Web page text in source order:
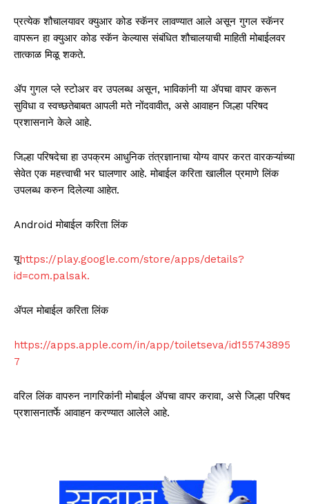
प्रत्येक शौचालयावर क्युआर कोड स्कॅनर लावण्यात आले असून गुगल स्कॅनर
वापरून हा क्युआर कोड स्कॅन केल्यास संबंधित शौचालयाची माहिती मोबाईलवर
तात्काळ मिळू शकते.
ॲप गुगल प्ले स्टोअर वर उपलब्ध असून, भाविकांनी या ॲपचा वापर करून
सुविधा व स्वच्छतेबाबत आपली मते नोंदवावीत, असे आवाहन जिल्हा परिषद
प्रशासनाने केले आहे.
जिल्हा परिषदेचा हा उपक्रम आधुनिक तंत्रज्ञानाचा योग्य वापर करत वारकऱ्यांच्या
सेवेत एक महत्त्वाची भर घालणार आहे. मोबाईल करिता खालील प्रमाणे लिंक
उपलब्ध करुन दिलेल्या आहेत.
Android मोबाईल करिता लिंक
यूhttps://play.google.com/store/apps/details?
id=com.palsak.
ॲपल मोबाईल करिता लिंक
https://apps.apple.com/in/app/toiletseva/id155743895
7
वरिल लिंक वापरुन नागरिकांनी मोबाईल ॲपचा वापर करावा, असे जिल्हा परिषद
प्रशासनातर्फे आवाहन करण्यात आलेले आहे.